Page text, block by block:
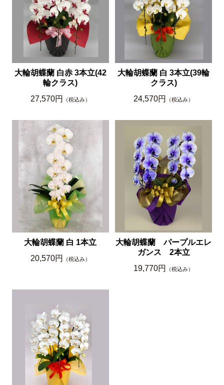
大輪胡蝶蘭 白赤 3本立(42
輪クラス)
27,570円
（税込み）
大輪胡蝶蘭 白 3本立(39輪
クラス)
24,570円
（税込み）
大輪胡蝶蘭 白 1本立
20,570円
（税込み）
大輪胡蝶蘭 パープルエレ
ガンス 2本立
19,770円
（税込み）